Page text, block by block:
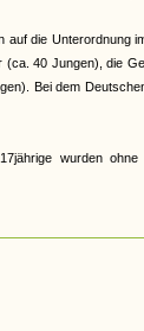
die Unterordnung
40 Jungen), die
Bei dem
wurden